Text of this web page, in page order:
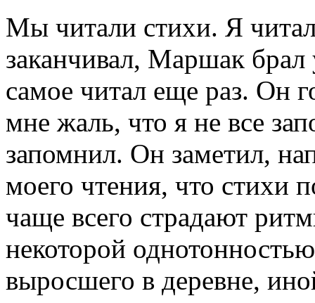
Мы читали стихи. Я
заканчивал, Маршак брал
самое читал еще раз. Он
мне жаль, что я не все
запомнил. Он заметил,
моего чтения, что стихи
чаще всего страдают
некоторой
выросшего в деревне,